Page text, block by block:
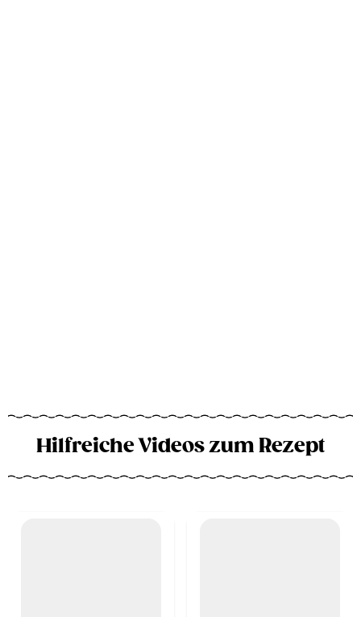
Hilfreiche Videos zum Rezept